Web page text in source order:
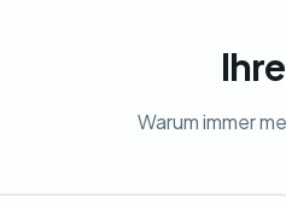
Warum immer